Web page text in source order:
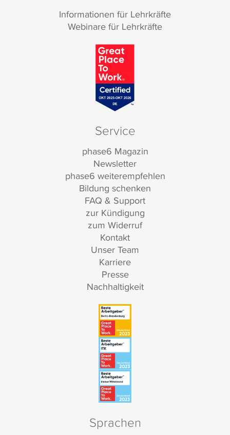
Informationen für Lehrkräfte
Webinare für Lehrkräfte
Service
phase6 Magazin
Newsletter
phase6 weiterempfehlen
Bildung schenken
FAQ & Support
zur Kündigung
zum Widerruf
Kontakt
Unser Team
Karriere
Presse
Nachhaltigkeit
Sprachen